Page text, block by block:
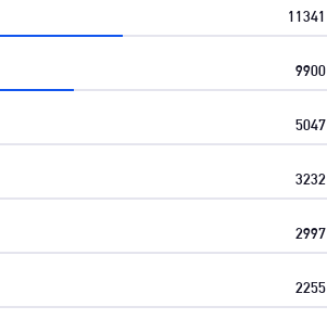
11341
9900
5047
3232
2997
2255